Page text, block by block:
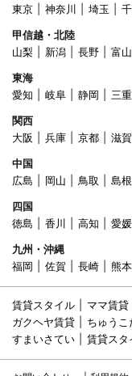
東京
神奈川 埼玉
甲信越・北陸
山梨
新潟 長野 富山
東海
愛知
岐阜 静岡
三重
関西
大阪
兵庫 京都 滋賀
中国
広島
岡山 鳥取 島根
四国
徳島
香川 高知
愛媛
九州・沖縄
福岡
佐賀 長崎 熊本
賃貸スタイル ママ賃貸
ガクヘヤ賃貸
ちゅうこ
すまいさてい
賃貸スタ